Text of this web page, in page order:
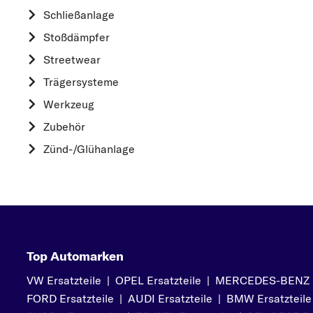
Schließanlage
Stoßdämpfer
Streetwear
Trägersysteme
Werkzeug
Zubehör
Zünd-/Glühanlage
OPEL
Top Automarken
VW Ersatzteile | OPEL Ersatzteile | MERCEDES-
FORD Ersatzteile | AUDI Ersatzteile | BMW Ersatzteile